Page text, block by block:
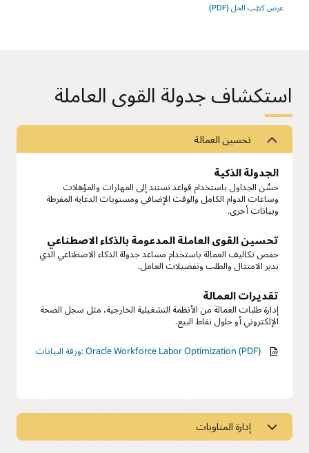
عرض كتيّب الحل (PDF)
استكشاف جدولة القوى العاملة
تحسين العمالة
الجدولة الذكية
حسِّن الجداول باستخدام قواعد تستند إلى المهارات والمؤهلات
وساعات الدوام الكامل والوقت الإضافي ومستويات الدعاية المفرطة
وبيانات أخرى.
تحسين القوى العاملة المدعومة بالذكاء الاصطناعي
خفض تكاليف العمالة باستخدام مساعد جدولة الذكاء الاصطناعي الذي
يدير الامتثال والطلب وتفضيلات العامل.
تقديرات العمالة
إدارة طلبات العمالة من الأنظمة التشغيلية الخارجية، مثل سجل الصحة
الإلكتروني أو حلول نقاط البيع.
ورقة البيانات: Oracle Workforce Labor Optimization (PDF)
إدارة المناوبات